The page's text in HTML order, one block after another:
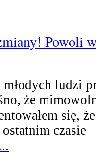
Powoli
ludzi
że
się,
czasie